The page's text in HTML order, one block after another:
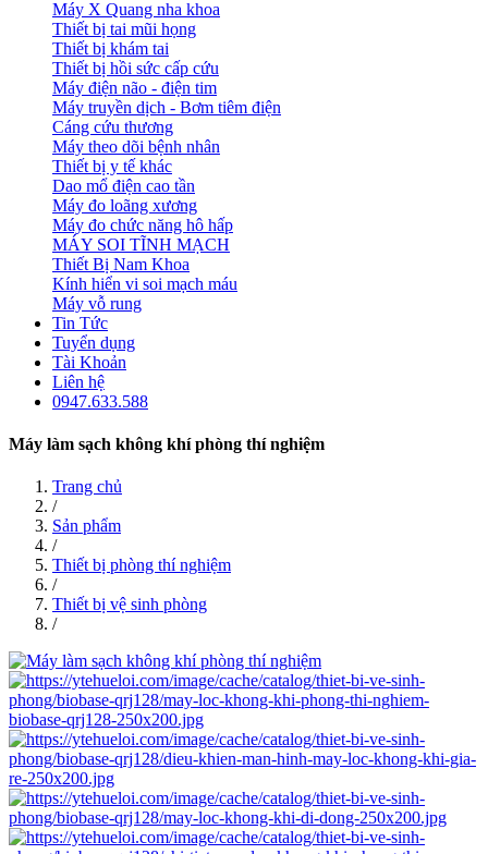
Máy X Quang nha khoa
Thiết bị tai mũi họng
Thiết bị khám tai
Thiết bị hồi sức cấp cứu
Máy điện não - điện tim
Máy truyền dịch - Bơm tiêm điện
Cáng cứu thương
Máy theo dõi bệnh nhân
Thiết bị y tế khác
Dao mổ điện cao tần
Máy đo loãng xương
Máy đo chức năng hô hấp
MÁY SOI TĨNH MẠCH
Thiết Bị Nam Khoa
Kính hiển vi soi mạch máu
Máy vỗ rung
Tin Tức
Tuyển dụng
Tài Khoản
Liên hệ
0947.633.588
Máy làm sạch không khí phòng thí nghiệm
Trang chủ
/
Sản phẩm
/
Thiết bị phòng thí nghiệm
/
Thiết bị vệ sinh phòng
/